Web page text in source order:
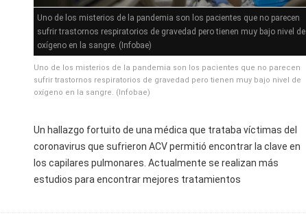
Uno de los misterios de la pandemia son los pacientes que no parecen
sufrir trastornos respiratorios de gravedad pero tienen muy bajo nivel de
oxígeno en la sangre. (Infobae)
Uno de los misterios de la pandemia son los pacientes que no parecen
sufrir trastornos respiratorios de gravedad pero tienen muy bajo nivel de
oxígeno en la sangre. (Infobae)
Un hallazgo fortuito de una médica que trataba víctimas del
coronavirus que sufrieron ACV permitió encontrar la clave en
los capilares pulmonares. Actualmente se realizan más
estudios para encontrar mejores tratamientos